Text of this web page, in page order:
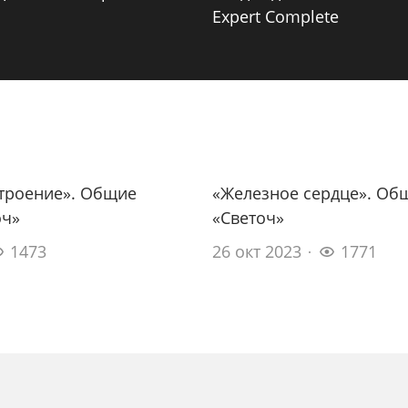
Expert Complete
Общие
1473
«Железное сердце».
«Светоч»
26 окт 2023
1771